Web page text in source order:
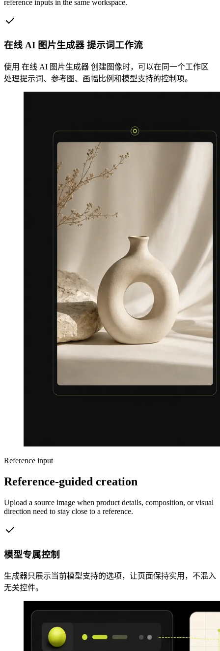
reference inputs in the same workspace.
在线 AI 图片生成器 提示词工作流
使用 在线 AI 图片生成器 创建图像时，可以在同一个工作区
处理提示词、参考图、画幅比例和模型支持的控制项。
Reference input
Reference-guided creation
Upload a source image when product details, composition, or visual
direction need to stay close to a reference.
模型专属控制
生成器只展示当前模型支持的选项，让页面保持实用，不混入
无关控件。